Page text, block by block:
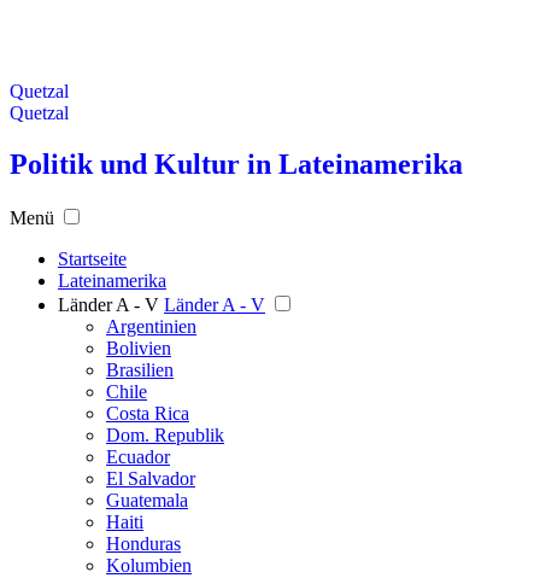
Quetzal
Quetzal
Politik und Kultur in Lateinamerika
Menü
Startseite
Lateinamerika
Länder A - V Länder A - V
Argentinien
Bolivien
Brasilien
Chile
Costa Rica
Dom. Republik
Ecuador
El Salvador
Guatemala
Haiti
Honduras
Kolumbien